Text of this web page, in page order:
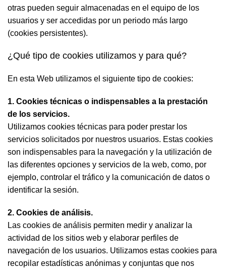
otras pueden seguir almacenadas en el equipo de los
usuarios y ser accedidas por un periodo más largo
(cookies persistentes).
¿Qué tipo de cookies utilizamos y para qué?
En esta Web utilizamos el siguiente tipo de cookies:
1. Cookies técnicas o indispensables a la prestación
de los servicios.
Utilizamos cookies técnicas para poder prestar los
servicios solicitados por nuestros usuarios. Estas cookies
son indispensables para la navegación y la utilización de
las diferentes opciones y servicios de la web, como, por
ejemplo, controlar el tráfico y la comunicación de datos o
identificar la sesión.
2. Cookies de análisis.
Las cookies de análisis permiten medir y analizar la
actividad de los sitios web y elaborar perfiles de
navegación de los usuarios. Utilizamos estas cookies para
recopilar estadísticas anónimas y conjuntas que nos